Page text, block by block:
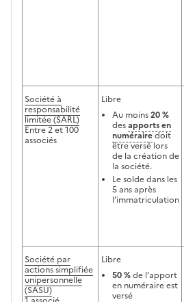
Société à
responsabilité
limitée (SARL)
Entre 2 et 100
associés
Libre
Au moins20 %
desapports en
numérairedoit
être versé lors
de la création de
la société.
Le solde dans les
5 ans après
l’immatriculation
Société par
actions simplifiée
unipersonnelle
(SASU)
Libre
50 %de l’apport
en numéraire est
versé